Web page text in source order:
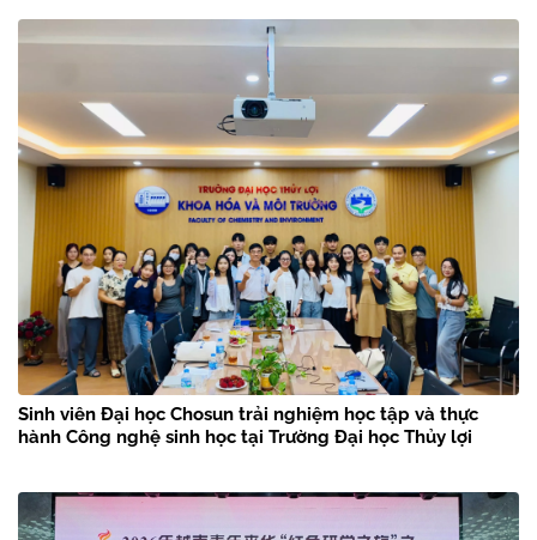
Sinh viên Đại học Chosun trải nghiệm học tập và thực
hành Công nghệ sinh học tại Trường Đại học Thủy lợi